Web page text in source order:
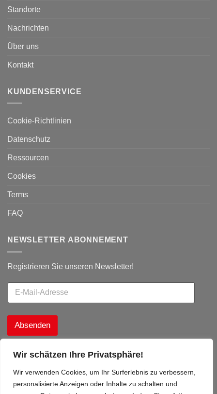
Wir schätzen Ihre Privatsphäre!
Wir verwenden Cookies, um Ihr Surferlebnis zu verbessern,
personalisierte Anzeigen oder Inhalte zu schalten und
Standorte
Nachrichten
Über uns
Kontakt
KUNDENSERVICE
Cookie-Richtlinien
Datenschutz
Ressourcen
Cookies
Terms
FAQ
NEWSLETTER ABONNEMENT
Registrieren Sie unseren Newsletter!
Absenden